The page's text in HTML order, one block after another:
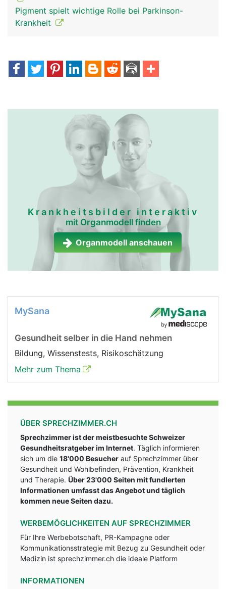
Pigment spielt wichtige Rolle bei Parkinson-
Krankheit
Krankheitsbilder interaktiv
mit Organmodell finden
Organmodell anschauen
MySana
Gesundheit selber in die Hand nehmen
Bildung, Wissenstests, Risikoschätzung
Mehr zum Thema
ÜBER SPRECHZIMMER.CH
Sprechzimmer ist der meistbesuchte Schweizer
Gesundheitsratgeber im Internet. Täglich informieren
sich um die 18'000 Besucher auf Sprechzimmer über
Gesundheit und Wohlbefinden, Prävention, Krankheit
und Therapie. Über 23'000 Seiten mit fundlerten
Informationen umfasst das Angebot und täglich
kommen neue Seiten dazu.
WERBEMÖGLICHKEITEN AUF SPRECHZIMMER
Für Ihre Werbebotschaft, PR-Kampagne oder
Kommunikationsstrategie mit Bezug zu Gesundheit oder
Medizin ist sprechzimmer.ch die ideale Platform
INFORMATIONEN